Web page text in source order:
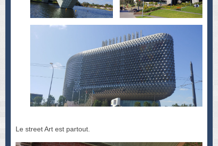
Le street Art est partout.